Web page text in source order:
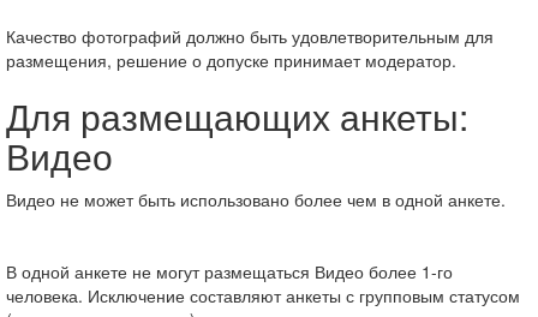
Качество фотографий должно быть удовлетворительным для
размещения, решение о допуске принимает модератор.
Для размещающих анкеты:
Видео
Видео не может быть использовано более чем в одной анкете.
В одной анкете не могут размещаться Видео более 1-го
человека. Исключение составляют анкеты с групповым статусом